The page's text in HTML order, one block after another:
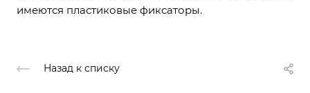
имеются пластиковые фиксаторы.
Назад к списку